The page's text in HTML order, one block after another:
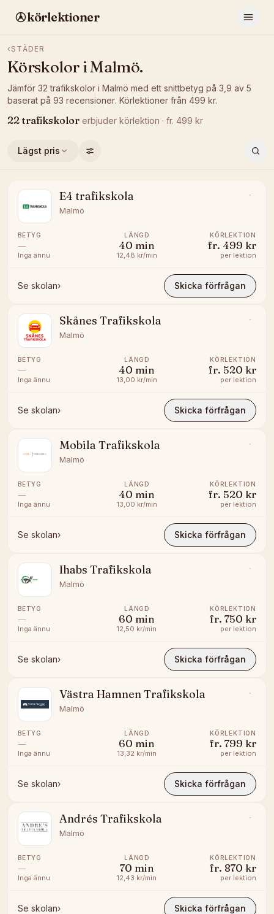
körlektioner
‹ STÄDER
Körskolor iMalmö.
Jämför 32 trafikskolor i Malmö med ett snittbetyg på 3,9 av 5
baserat på 93 recensioner. Körlektioner från 499 kr.
22 trafikskolor erbjuder körlektion · fr. 499 kr
Lägst pris
E4 trafikskola
Malmö
BETYG
—
Inga ännu
LÄNGD
40 min
12,48 kr/min
KÖRLEKTION
fr. 499 kr
per lektion
Se skolan› Skicka förfrågan
Skånes Trafikskola
Malmö
BETYG
—
Inga ännu
LÄNGD
40 min
13,00 kr/min
KÖRLEKTION
fr. 520 kr
per lektion
Se skolan› Skicka förfrågan
Mobila Trafikskola
Malmö
BETYG
—
Inga ännu
LÄNGD
40 min
13,00 kr/min
KÖRLEKTION
fr. 520 kr
per lektion
Se skolan› Skicka förfrågan
Ihabs Trafikskola
Malmö
BETYG
—
Inga ännu
LÄNGD
60 min
12,50 kr/min
KÖRLEKTION
fr. 750 kr
per lektion
Se skolan› Skicka förfrågan
Västra Hamnen Trafikskola
Malmö
BETYG
—
Inga ännu
LÄNGD
60 min
13,32 kr/min
KÖRLEKTION
fr. 799 kr
per lektion
Se skolan› Skicka förfrågan
Andrés Trafikskola
Malmö
BETYG
—
Inga ännu
LÄNGD
70 min
12,43 kr/min
KÖRLEKTION
fr. 870 kr
per lektion
Se skolan› Skicka förfrågan